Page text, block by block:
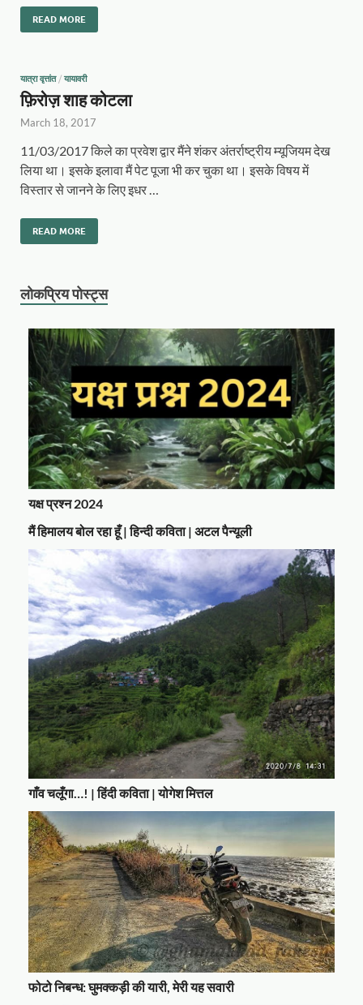
READ MORE
यात्रा वृत्तांत/ यायावरी
फ़िरोज़ शाह कोटला
March 18, 2017
11/03/2017 किले का प्रवेश द्वार मैंने शंकर अंतर्राष्ट्रीय म्यूजियम देख
लिया था। इसके इलावा मैं पेट पूजा भी कर चुका था। इसके विषय में
विस्तार से जानने के लिए इधर …
READ MORE
लोकप्रिय पोस्ट्स
यक्ष प्रश्न 2024
मैं हिमालय बोल रहा हूँ | हिन्दी कविता | अटल पैन्यूली
गाँव चलूँगा…! | हिंदी कविता | योगेश मित्तल
फोटो निबन्ध: घुमक्कड़ी की यारी, मेरी यह सवारी